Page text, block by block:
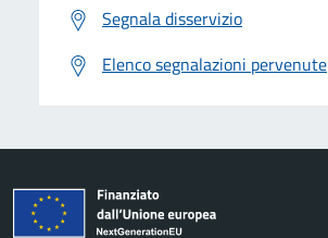
Segnala disservizio
Elenco segnalazioni pervenute